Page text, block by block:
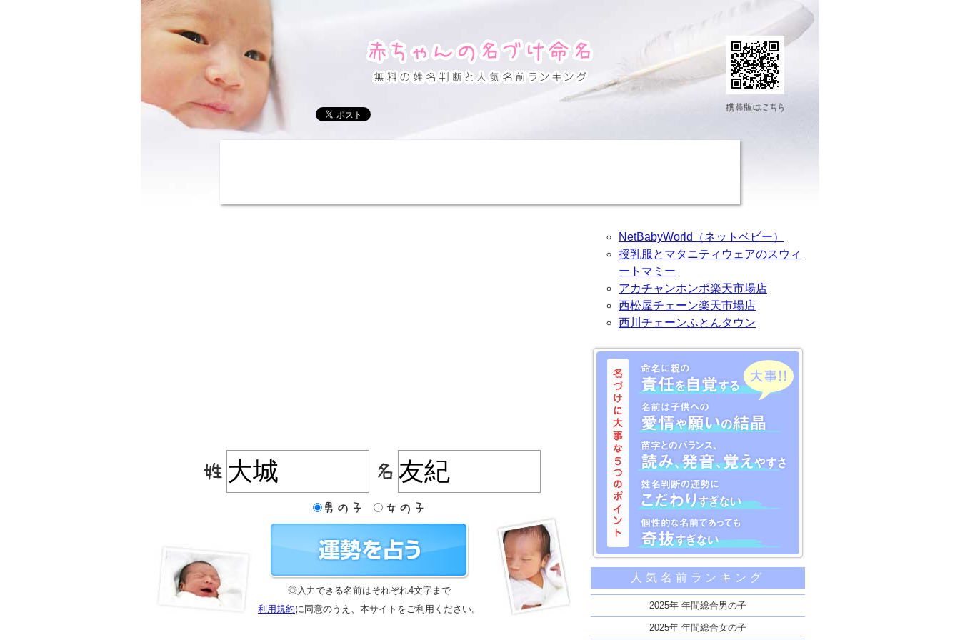
◎入力できる名前はそれぞれ4文字まで
利用規約に同意のうえ、本サイトをご利用ください。
NetBabyWorld（ネットベビー）
授乳服とマタニティウェアのスウィ
ートマミー
アカチャンホンポ楽天市場店
西松屋チェーン楽天市場店
西川チェーンふとんタウン
名づけに大事な5つのポイント
命名に親の責任を自覚する
名前は子供への愛情や願いの結晶
苗字とのバランス、読み、発音、覚えやすさ
姓名判断の運勢にこだわりすぎない
人気名前ランキング
2025年 年間総合男の子
2025年 年間総合女の子